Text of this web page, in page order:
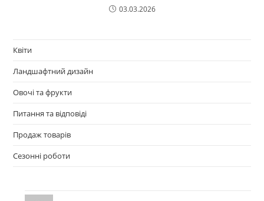
03.03.2026
Квіти
Ландшафтний дизайн
Овочі та фрукти
Питання та відповіді
Продаж товарів
Сезонні роботи